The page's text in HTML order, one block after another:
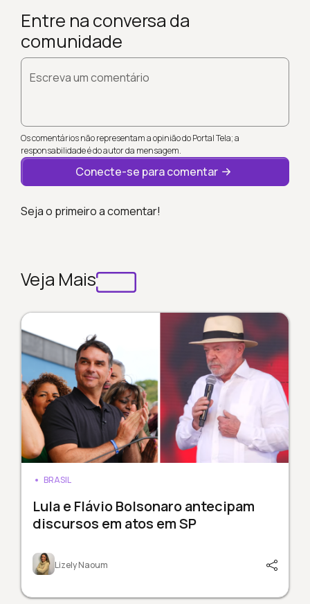
Entre na conversa da
comunidade
Escreva um comentário
Os comentários não representam a opinião do Portal Tela; a
responsabilidade é do autor da mensagem.
Conecte-se para comentar
Seja o primeiro a comentar!
Veja Mais
BRASIL
Lula e Flávio Bolsonaro antecipam
discursos em atos em SP
Lizely Naoum